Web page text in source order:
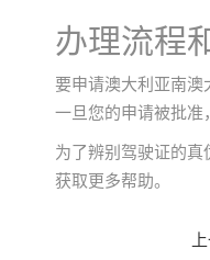
办理流程
要申请澳大利亚南澳
一旦您的申请被批准
为了辨别驾驶证的
获取更多帮助。